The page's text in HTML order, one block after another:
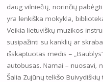
daug vilniečių, norinčių
yra lenkiška mokykla,
Veikia lietuviškų muzikos
susipažinti su kanklių ar
išskaptuotas medis –
autobusas. Namai – nuosavi,
Šalia Zujūnų telkšo